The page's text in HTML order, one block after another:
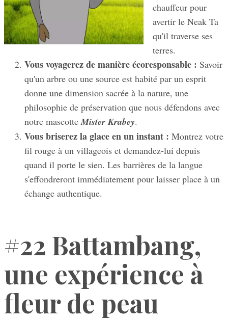
chauffeur pour
avertir le Neak Ta
qu'il traverse ses
terres.
Vous voyagerez de manière écoresponsable : Savoir
qu'un arbre ou une source est habité par un esprit
donne une dimension sacrée à la nature, une
philosophie de préservation que nous défendons avec
notre mascotteMister Krabey.
Vous briserez la glace en un instant : Montrez votre
fil rouge à un villageois et demandez-lui depuis
quand il porte le sien. Les barrières de la langue
s'effondreront immédiatement pour laisser place à un
échange authentique.
#22 Battambang,
une expérience à
fleur de peau